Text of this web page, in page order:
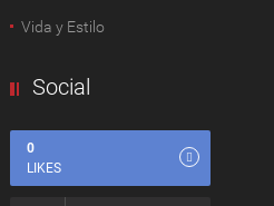
Vida y Estilo
Social
0
LIKES